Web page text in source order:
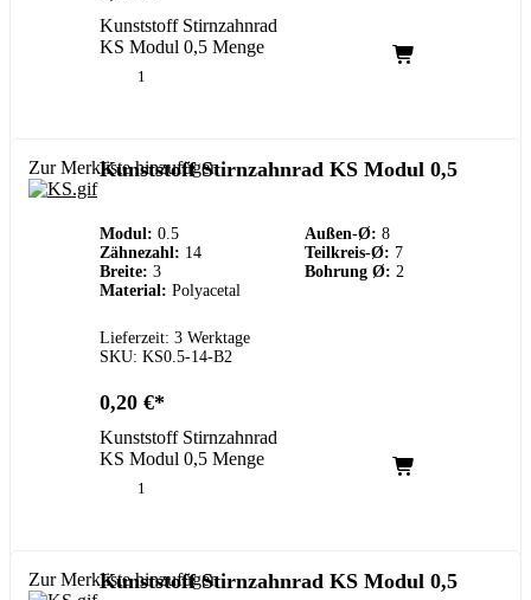
Kunststoff Stirnzahnrad
KS Modul 0,5 Menge
Zur Merkliste hinzufügen
Kunststoff Stirnzahnrad KS Modul 0,5
Modul: 0.5 Außen-Ø: 8
Zähnezahl: 14 Teilkreis-Ø: 7
Breite: 3 Bohrung Ø: 2
Material: Polyacetal
Lieferzeit: 3 Werktage
SKU: KS0.5-14-B2
0,20 €
Kunststoff Stirnzahnrad
KS Modul 0,5 Menge
Zur Merkliste hinzufügen
Kunststoff Stirnzahnrad KS Modul 0,5